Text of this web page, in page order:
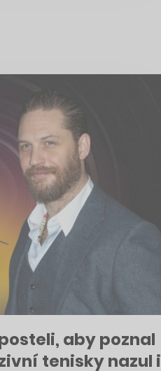
aby poznal
tenisky nazul i